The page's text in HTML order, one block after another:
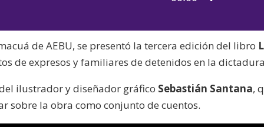
audio
teclas
de
flecha
para
de AEBU, se presentó la tercera edición del libro
de expresos y familiares de detenidos en la
ilustrador y diseñador gráfico Sebastián Santana,
sobre la obra como conjunto de cuentos.